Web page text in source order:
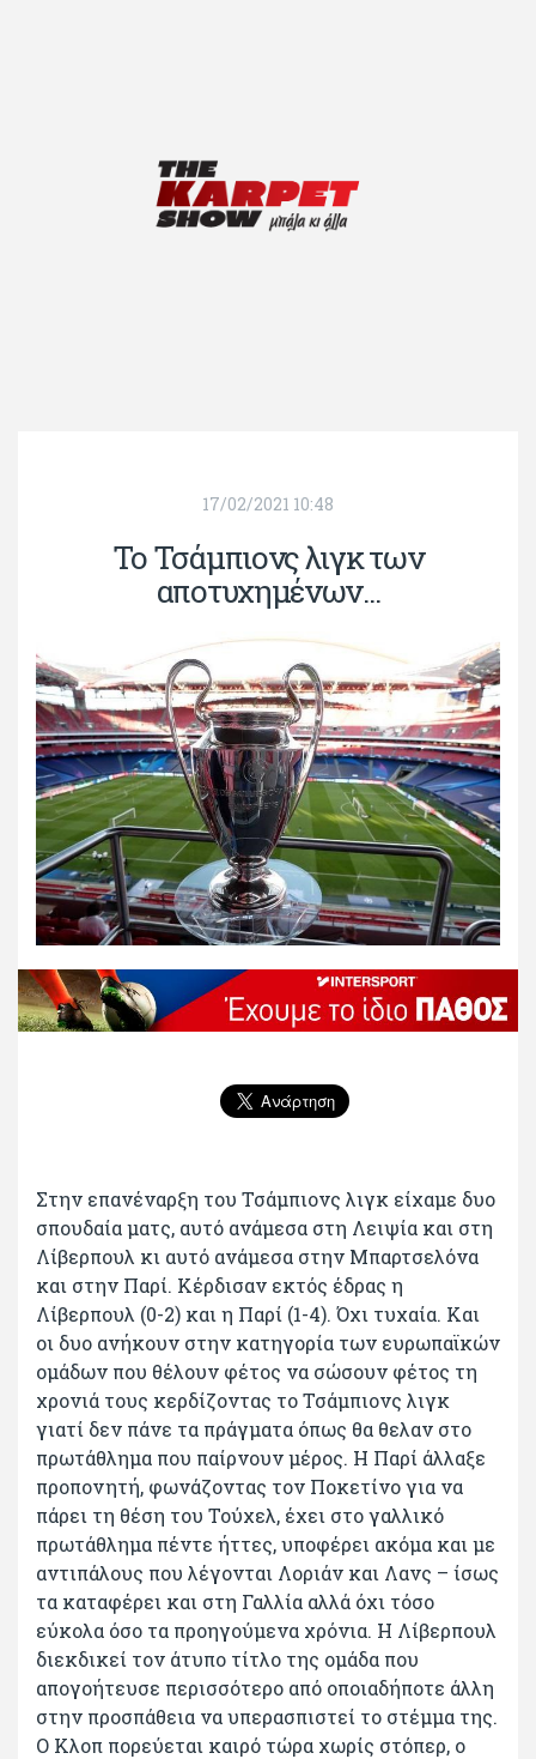
17/02/2021 10:48
Το Τσάμπιονς λιγκ των
αποτυχημένων...
Στην επανέναρξη του Τσάμπιονς λιγκ είχαμε δυο
σπουδαία ματς, αυτό ανάμεσα στη Λειψία και στη
Λίβερπουλ κι αυτό ανάμεσα στην Μπαρτσελόνα
και στην Παρί. Κέρδισαν εκτός έδρας η
Λίβερπουλ (0-2) και η Παρί (1-4). Όχι τυχαία. Και
οι δυο ανήκουν στην κατηγορία των ευρωπαϊκών
ομάδων που θέλουν φέτος να σώσουν φέτος τη
χρονιά τους κερδίζοντας το Τσάμπιονς λιγκ
γιατί δεν πάνε τα πράγματα όπως θα θελαν στο
πρωτάθλημα που παίρνουν μέρος. Η Παρί άλλαξε
προπονητή, φωνάζοντας τον Ποκετίνο για να
πάρει τη θέση του Τούχελ, έχει στο γαλλικό
πρωτάθλημα πέντε ήττες, υποφέρει ακόμα και με
αντιπάλους που λέγονται Λοριάν και Λανς – ίσως
τα καταφέρει και στη Γαλλία αλλά όχι τόσο
εύκολα όσο τα προηγούμενα χρόνια. Η Λίβερπουλ
διεκδικεί τον άτυπο τίτλο της ομάδα που
απογοήτευσε περισσότερο από οποιαδήποτε άλλη
στην προσπάθεια να υπερασπιστεί το στέμμα της.
Ο Κλοπ πορεύεται καιρό τώρα χωρίς στόπερ, ο